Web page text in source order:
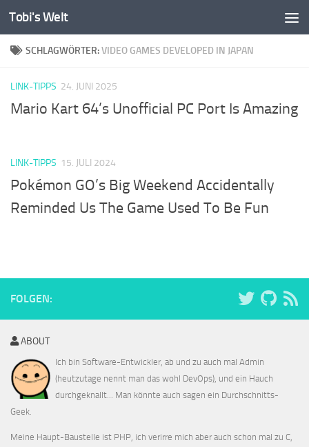
Zum Inhalt springen
Tobi's Welt
SCHLAGWÖRTER:VIDEO GAMES DEVELOPED IN JAPAN
LINK-TIPPS 24. JUNI 2025
Mario Kart 64’s Unofficial PC Port Is Amazing
LINK-TIPPS 15. JULI 2024
Pokémon GO’s Big Weekend Accidentally
Reminded Us The Game Used To Be Fun
FOLGEN:
ABOUT
Ich bin Software-Entwickler, ab und zu auch mal Admin
(heutzutage nennt man das wohl DevOps), und ein Hauch
durchgeknallt... Man könnte auch sagen ein Durchschnitts-
Geek.
Meine Haupt-Baustelle ist PHP, ich verirre mich aber auch schon mal zu C,